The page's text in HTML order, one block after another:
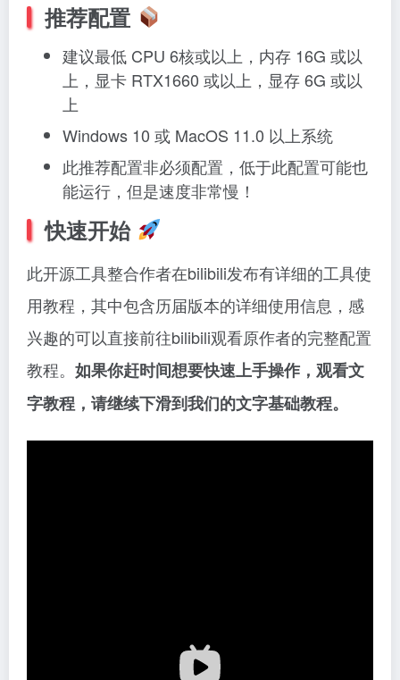
推荐配置
建议最低 CPU 6核或以上，内存 16G 或以
上，显卡 RTX1660 或以上，显存 6G 或以
上
Windows 10 或 MacOS 11.0 以上系统
此推荐配置非必须配置，低于此配置可能也
能运行，但是速度非常慢！
快速开始
此开源工具整合作者在bilibili发布有详细的工具使
用教程，其中包含历届版本的详细使用信息，感
兴趣的可以直接前往bilibili观看原作者的完整配置
教程。 如果你赶时间想要快速上手操作，观看文
字教程，请继续下滑到我们的文字基础教程。